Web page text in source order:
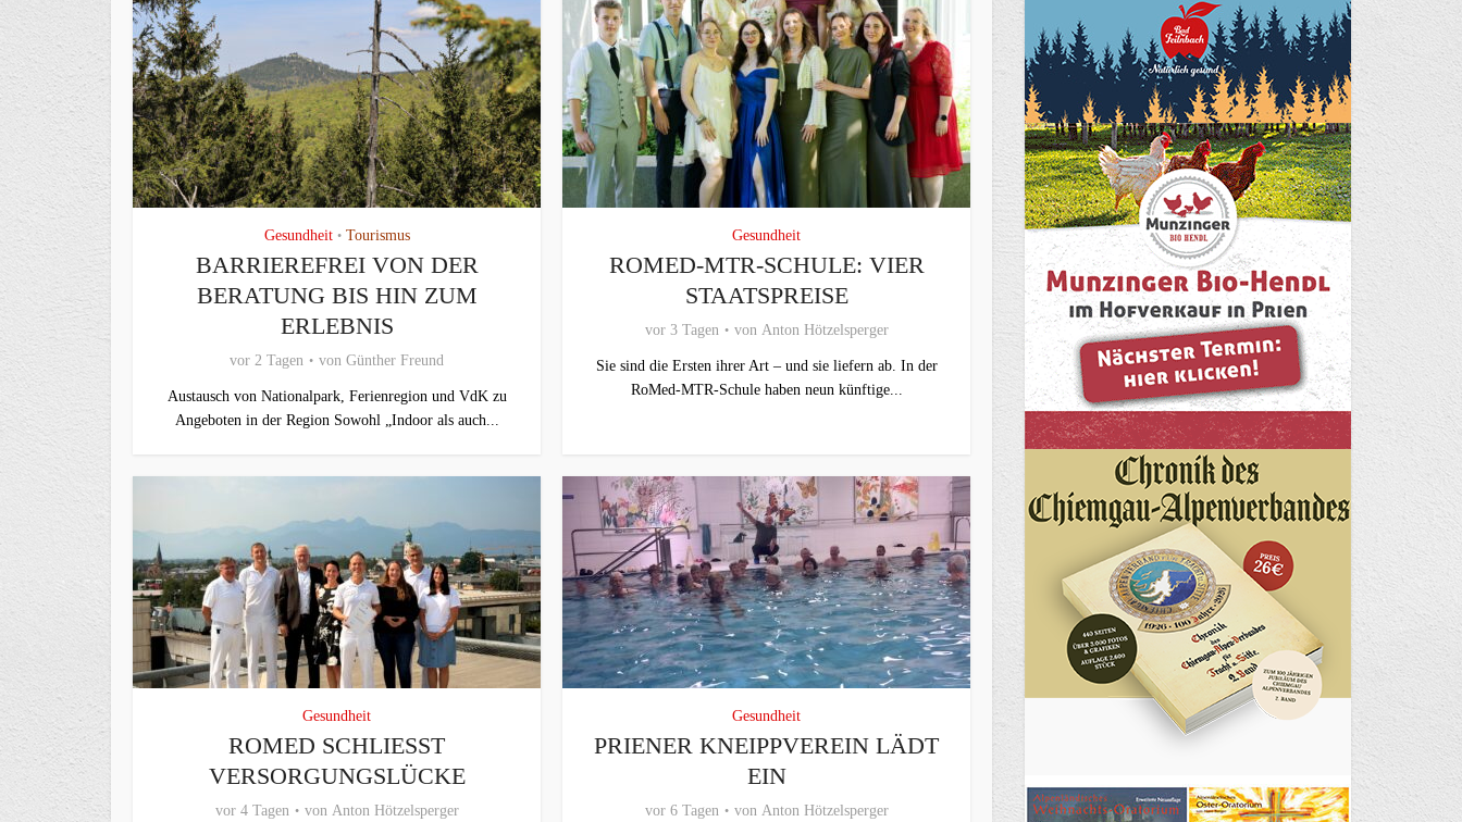
Gesundheit • Tourismus
BARRIEREFREI VON DER
BERATUNG BIS HIN ZUM
ERLEBNIS
vor 2 Tagen von Günther Freund
Austausch von Nationalpark, Ferienregion und VdK zu
Angeboten in der Region Sowohl „Indoor als auch...
Gesundheit
ROMED-MTR-SCHULE: VIER
STAATSPREISE
vor 3 Tagen von Anton Hötzelsperger
Sie sind die Ersten ihrer Art – und sie liefern ab. In der
RoMed-MTR-Schule haben neun künftige...
Gesundheit
ROMED SCHLIESST V
ERSORGUNGSLÜCKE
vor 4 Tagen von Anton Hötzelsperger
Gesundheit
PRIENER KNEIPPVEREIN LÄDT
EIN
vor 6 Tagen von Anton Hötzelsperger